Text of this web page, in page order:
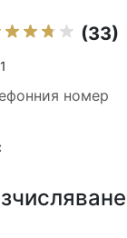
(33)
номер